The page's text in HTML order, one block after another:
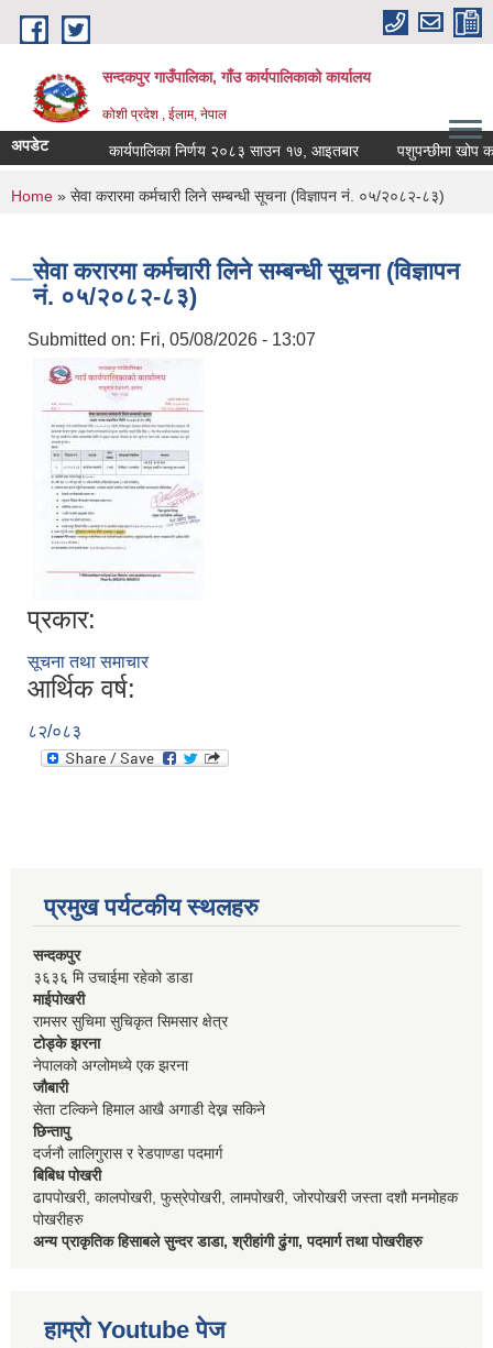
Skip to main content
सन्दकपुर गाउँपालिका, गाँउ कार्यपालिकाको कार्यालय
कोशी प्रदेश , ईलाम, नेपाल
अपडेट कार्यपालिका निर्णय २०८३ साउन १७, आइतबार पशुपन्छीमा खोप
You are here
Home » सेवा करारमा कर्मचारी लिने सम्बन्धी सूचना (विज्ञापन नं. ०५/२०८२-८३)
सेवा करारमा कर्मचारी लिने सम्बन्धी सूचना (विज्ञापन
नं. ०५/२०८२-८३)
Submitted on: Fri, 05/08/2026 - 13:07
प्रकार:
सूचना तथा समाचार
आर्थिक वर्ष:
८२/०८३
प्रमुख पर्यटकीय स्थलहरु
सन्दकपुर
३६३६ मि उचाईमा रहेको डाडा
माईपोखरी
रामसर सुचिमा सुचिकृत सिमसार क्षेत्र
टोड्के झरना
नेपालको अग्लोमध्ये एक झरना
जौबारी
सेता टल्किने हिमाल आखै अगाडी देख्न सकिने
छिन्तापु
दर्जनौ लालिगुरास र रेडपाण्डा पदमार्ग
बिबिध पोखरी
ढापपोखरी, कालपोखरी, फुस्रेपोखरी, लामपोखरी, जोरपोखरी जस्ता दशौ मनमोहक
पोखरीहरु
अन्य प्राकृतिक हिसाबले सुन्दर डाडा, श्रीहांगी ढुंगा, पदमार्ग तथा पोखरीहरु
हाम्रो Youtube पेज